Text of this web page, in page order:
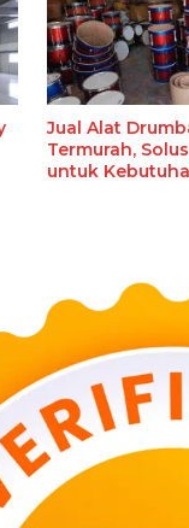
Jual Alat
Termurah,
untuk